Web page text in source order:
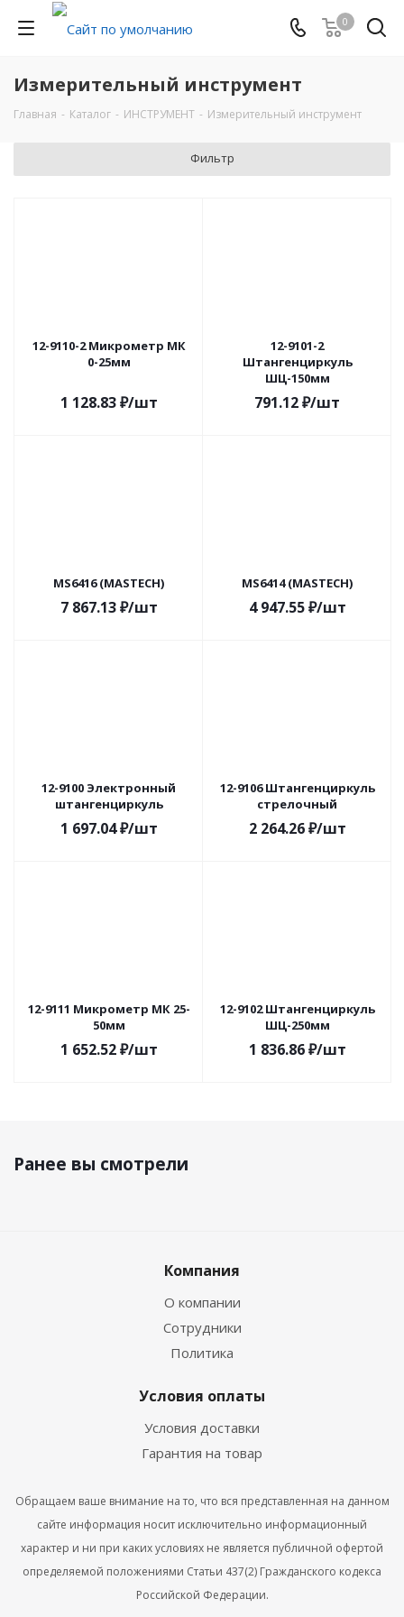
0
Измерительный инструмент
Главная - Каталог - ИНСТРУМЕНТ - Измерительный инструмент
Фильтр
12-9110-2 Микрометр МК
0-25мм
1 128.83₽/шт
12-9101-2
Штангенциркуль
ШЦ-150мм
791.12₽/шт
MS6416 (MASTECH)
7 867.13₽/шт
MS6414 (MASTECH)
4 947.55₽/шт
12-9100 Электронный
штангенциркуль
1 697.04₽/шт
12-9106 Штангенциркуль
стрелочный
2 264.26₽/шт
12-9111 Микрометр МК 25-
50мм
1 652.52₽/шт
12-9102 Штангенциркуль
ШЦ-250мм
1 836.86₽/шт
Ранее вы смотрели
Компания
О компании
Сотрудники
Политика
Условия оплаты
Условия доставки
Гарантия на товар
Обращаем ваше внимание на то, что вся представленная на данном
сайте информация носит исключительно информационный
характер и ни при каких условиях не является публичной офертой
определяемой положениями Статьи 437(2) Гражданского кодекса
Российской Федерации.